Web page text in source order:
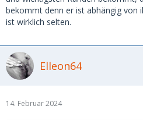
bekommt denn er ist abhängig von
ist wirklich selten.
Elleon64
14. Februar 2024